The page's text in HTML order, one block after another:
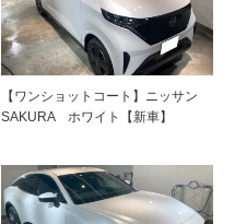
【ワンショットコート】ニッサン
SAKURA ホワイト【新車】